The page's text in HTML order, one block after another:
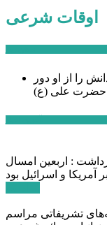
اوقات شرعی
را از او دور
حضرت علی (ع)
: اربعین امسال
تشریفاتی مراسم